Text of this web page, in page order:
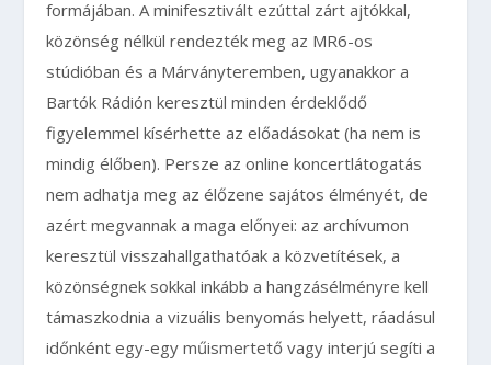
formájában. A minifesztivált ezúttal zárt ajtókkal,
közönség nélkül rendezték meg az MR6-os
stúdióban és a Márványteremben, ugyanakkor a
Bartók Rádión keresztül minden érdeklődő
figyelemmel kísérhette az előadásokat (ha nem is
mindig élőben). Persze az online koncertlátogatás
nem adhatja meg az élőzene sajátos élményét, de
azért megvannak a maga előnyei: az archívumon
keresztül visszahallgathatóak a közvetítések, a
közönségnek sokkal inkább a hangzásélményre kell
támaszkodnia a vizuális benyomás helyett, ráadásul
időnként egy-egy műismertető vagy interjú segíti a